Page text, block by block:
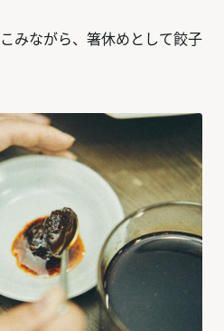
みながら、箸休めとして餃子